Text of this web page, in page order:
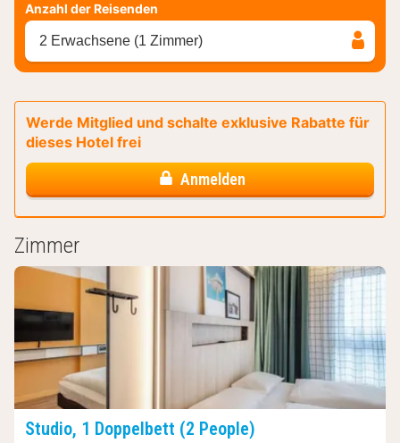
Anzahl der Reisenden
2 Erwachsene (1 Zimmer)
Werde Mitglied und schalte exklusive Rabatte für
dieses Hotel frei
Anmelden
Zimmer
Studio, 1 Doppelbett (2 People)